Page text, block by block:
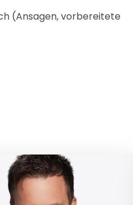
(Ansagen, vorbereitete